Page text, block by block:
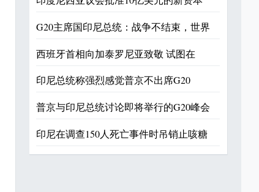
G20主席国印尼总统：战争不结束，世界
西班牙首相向加泰罗尼亚致敬 试图在
印尼总统称强烈感觉普京不出席G20
普京与印尼总统讨论即将举行的G20峰会
印尼在调查150人死亡事件时吊销止咳糖